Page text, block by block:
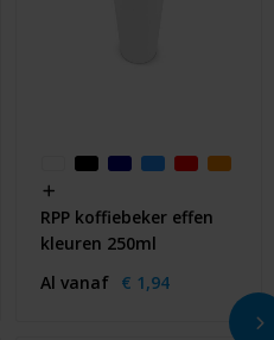
RPP koffiebeker effen
kleuren 250ml
Al vanaf € 1,94